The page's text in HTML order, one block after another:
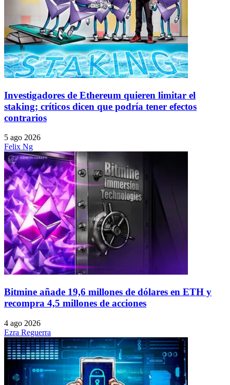
Investigadores de Ethereum quieren limitar el
staking; críticos dicen que podría tener efectos
contrarios
5 ago 2026
Felix Ng
Bitmine añade 19,6 millones de dólares en ETH y
recompra 4,5 millones de acciones
4 ago 2026
Ezra Reguerra